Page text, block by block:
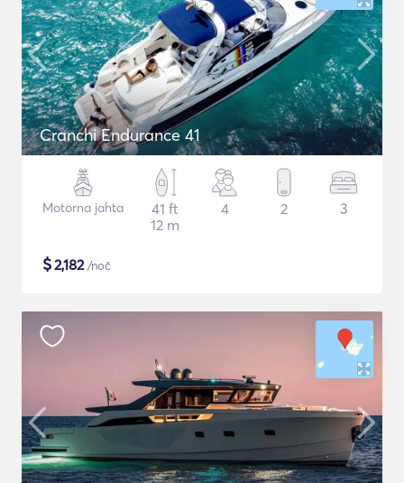
Cranchi Endurance 41
Motorna jahta
41 ft
12 m
4 2 3
$2,182/noč